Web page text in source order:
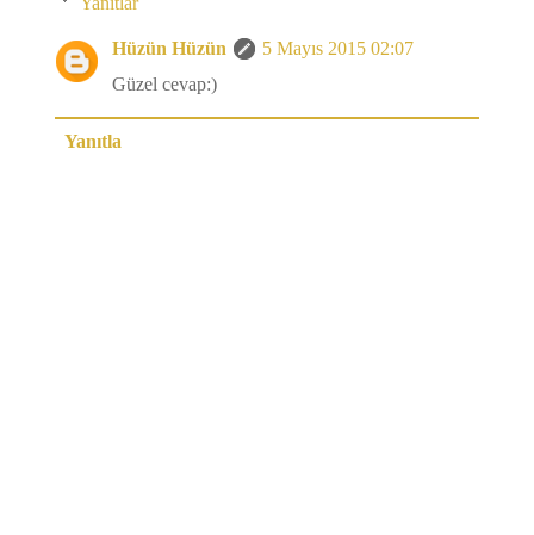
Hüzün Hüzün
5 Mayıs 2015 02:07
Güzel cevap:)
Yanıtla